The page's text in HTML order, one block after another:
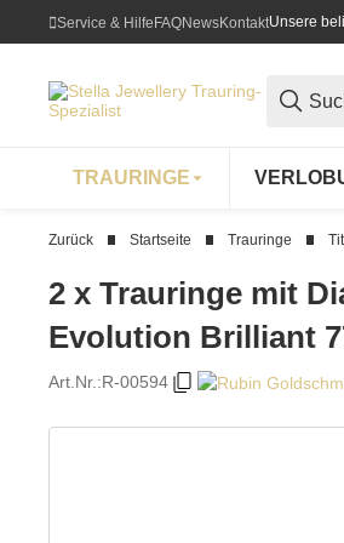
Service & HilfeFAQNewsKontaktUnsere
TRAURINGE
Zurück Startseite Trauringe
2 x Trauringe mit
Evolution Brilliant
Art.Nr.:R-00594